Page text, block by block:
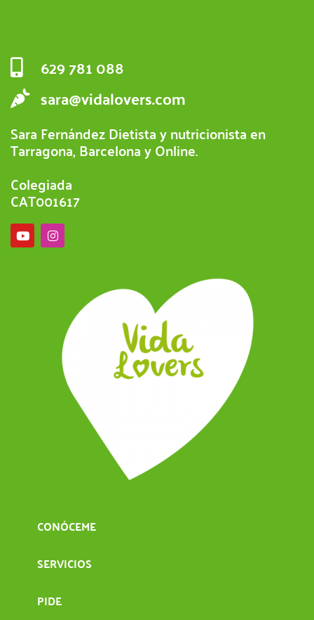
629 781 088
sara@vidalovers.com
Sara Fernández Dietista y nutricionista en
Tarragona, Barcelona y Online.
Colegiada
CAT001617
CONÓCEME
SERVICIOS
PIDE